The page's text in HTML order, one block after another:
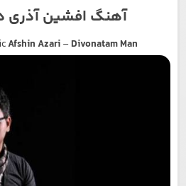
آهنگ افشین آذری
Afshin Azari– Divonatam Man